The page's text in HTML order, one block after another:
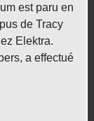
est paru en
de Tracy
Elektra.
a effectué